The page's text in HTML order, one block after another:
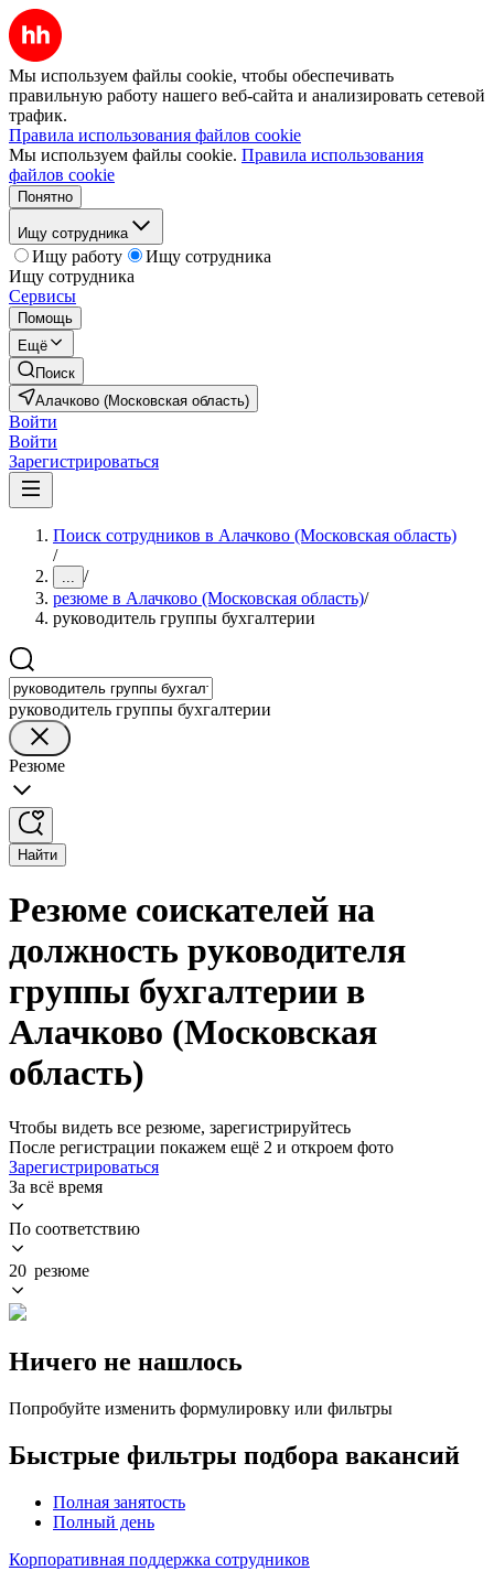
Мы используем файлы cookie, чтобы обеспечивать
правильную работу нашего веб-сайта и анализировать сетевой
трафик.
Правила использования файлов cookie
Мы используем файлы cookie. Правила использования
файлов cookie
Понятно
Ищу сотрудника
Ищу работу
Ищу сотрудника
Ищу сотрудника
Сервисы
Помощь
Ещё
Поиск
Алачково (Московская область)
Войти
Войти
Зарегистрироваться
Поиск сотрудников в Алачково (Московская область)
/
... /
резюме в Алачково (Московская область)/
руководитель группы бухгалтерии
руководитель группы бухгалтерии
Резюме
Найти
Резюме соискателей на
должность руководителя
группы бухгалтерии в
Алачково (Московская
область)
Чтобы видеть все резюме, зарегистрируйтесь
После регистрации покажем ещё 2 и откроем фото
Зарегистрироваться
За всё время
По соответствию
20 резюме
Ничего не нашлось
Попробуйте изменить формулировку или фильтры
Быстрые фильтры подбора вакансий
Полная занятость
Полный день
Корпоративная поддержка сотрудников